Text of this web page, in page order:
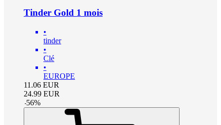
Tinder Gold 1 mois
•
tinder
•
Clé
•
EUROPE
11.06 EUR
24.99 EUR
-56%